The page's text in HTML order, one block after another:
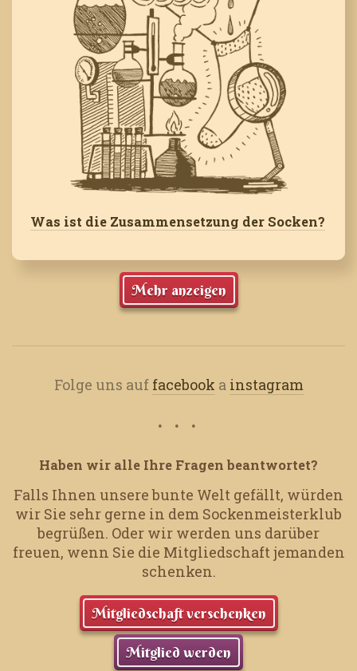
Was ist die Zusammensetzung der Socken?
Mehr anzeigen
Folge uns auf facebook a instagram
Haben wir alle Ihre Fragen beantwortet?
Falls Ihnen unsere bunte Welt gefällt, würden
wir Sie sehr gerne in dem Sockenmeisterklub
begrüßen. Oder wir werden uns darüber
freuen, wenn Sie die Mitgliedschaft jemanden
schenken.
Mitgliedschaft verschenken
Mitglied werden